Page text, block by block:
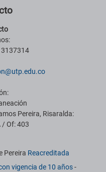
3137314
Pereira, Risaralda:
/ Of: 403
Pereira Reacreditada
vigencia de 10 años-